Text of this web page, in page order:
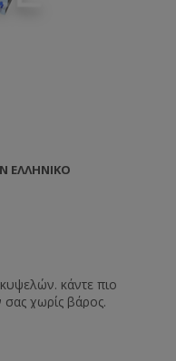
ΕΛΛΗΝΙΚΌ
κάντε πιο
χωρίς βάρος.